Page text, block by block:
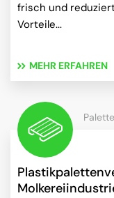
frisch und
Vorteile...
MEHR ERFAHREN